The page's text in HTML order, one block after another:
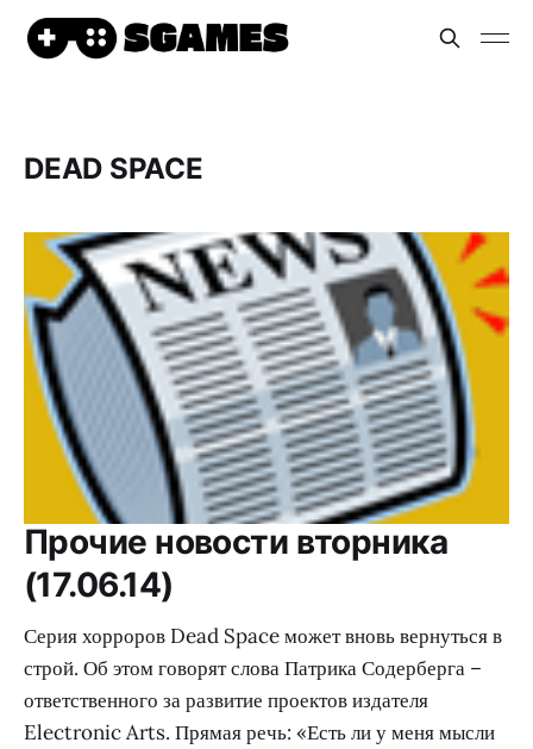
DEAD SPACE
Прочие новости вторника
(17.06.14)
Серия хорроров Dead Space может вновь вернуться в
строй. Об этом говорят слова Патрика Содерберга –
ответственного за развитие проектов издателя
Electronic Arts. Прямая речь: «Есть ли у меня мысли